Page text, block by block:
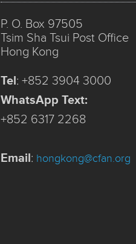
P. O. Box 97505
Tsim Sha Tsui Post Office
Hong Kong
Tel: +852 3904 3000
WhatsApp Text:
+852 6317 2268
Email: hongkong@cfan.org